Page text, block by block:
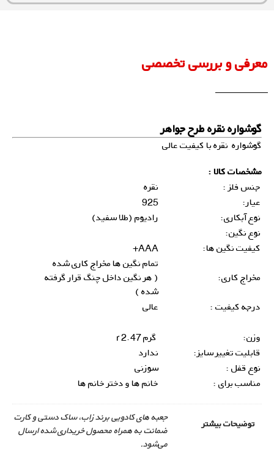
معرفی و بررسی تخصصی
گوشواره نقره طرح جواهر
گوشواره نقره با کیفیت عالی
مشخصات کالا :
جنس فلز :
نقره
عیار:
925
نوع آبکاری:
رادیوم (طلا سفید)
نوع نگین:
کیفیت نگین ها:
AAA+
مخراج کاری:
تمام نگین ها مخراج کاری شده
( هر نگین داخل چنگ قرار گرفته
شده )
درجه کیفیت :
عالی
وزن:
گرم 2.47 r
قابلیت تغییر سایز:
ندارد
نوع قفل :
سوزنی
مناسب برای :
خانم ها و دختر خانم ها
توضیحات بیشتر
جعبه های کادویی برند زاب، ساک دستی و کارت
ضمانت به همراه محصول خریداری شده ارسال
می‌شود.